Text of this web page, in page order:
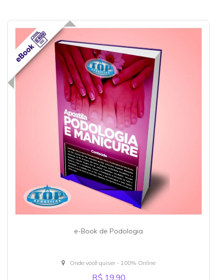
e-Book de Podologia
Onde você quiser - 100% Online
R$ 19,90